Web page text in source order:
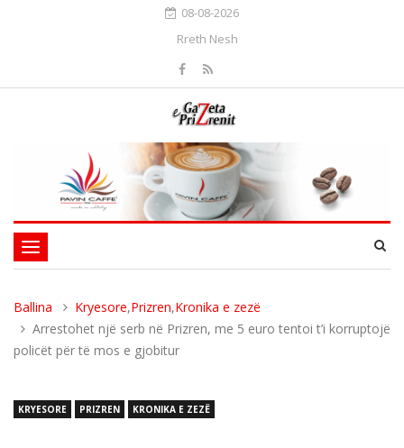
08-08-2026
Rreth Nesh
Toggle
navigation
Ballina Kryesore,Prizren,Kronika e zezë
Arrestohet një serb në Prizren, me 5 euro tentoi t’i korruptojë
policët për të mos e gjobitur
KRYESORE PRIZREN KRONIKA E ZEZË